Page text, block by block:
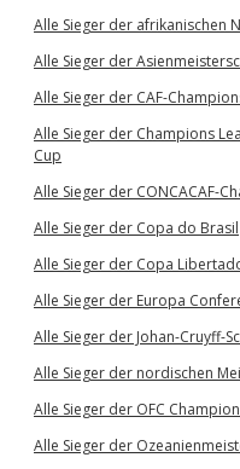
Alle Sieger der afrikanischen
Alle Sieger der
Alle Sieger der CAF-
Alle Sieger der Champions
Cup
Alle Sieger der CONCACAF-
Alle Sieger der Copa do Brasil
Alle Sieger der Copa
Alle Sieger der Europa
Alle Sieger der Johan-Cruyff-
Alle Sieger der nordischen
Alle Sieger der OFC
Alle Sieger der